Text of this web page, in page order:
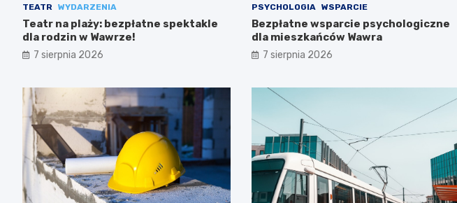
TEATR WYDARZENIA
Teatr na plaży: bezpłatne spektakle
dla rodzin w Wawrze!
7 sierpnia 2026
PSYCHOLOGIA WSPARCIE
Bezpłatne wsparcie psychologiczne
dla mieszkańców Wawra
7 sierpnia 2026